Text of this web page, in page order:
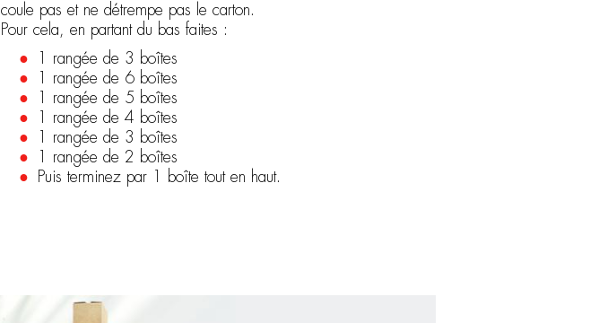
coule pas et ne détrempe pas le carton.
Pour cela, en partant du bas faites :
1 rangée de 3 boîtes
1 rangée de 6 boîtes
1 rangée de 5 boîtes
1 rangée de 4 boîtes
1 rangée de 3 boîtes
1 rangée de 2 boîtes
Puis terminez par 1 boîte tout en haut.